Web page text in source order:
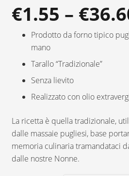
€1.55 – €
Prodotto da forno tipico
mano
Tarallo “Tradizionale”
Senza lievito
Realizzato con olio
La ricetta è quella tradizionale,
dalle massaie pugliesi, base
memoria culinaria tramandataci
dalle nostre Nonne.